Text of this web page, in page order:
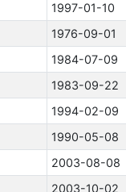
1997-01-10
1976-09-01
1984-07-09
1983-09-22
1994-02-09
1990-05-08
2003-08-08
2003-10-02